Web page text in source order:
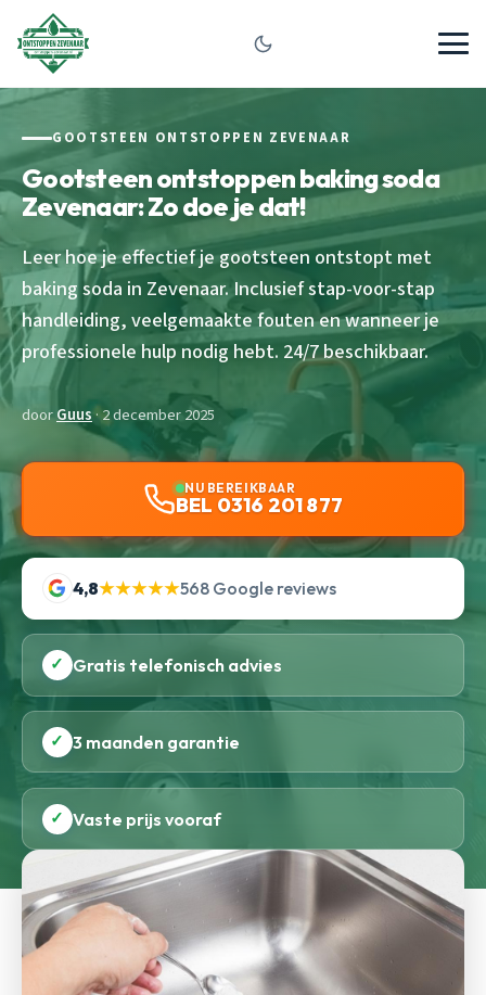
GOOTSTEEN ONTSTOPPEN ZEVENAAR
Gootsteen ontstoppen baking soda
Zevenaar: Zo doe je dat!
Leer hoe je effectief je gootsteen ontstopt met
baking soda in Zevenaar. Inclusief stap-voor-stap
handleiding, veelgemaakte fouten en wanneer je
professionele hulp nodig hebt. 24/7 beschikbaar.
doorGuus· 2 december 2025
NU BEREIKBAAR
BEL 0316 201 877
4,8★★★★★568 Google reviews
✓ Gratis telefonisch advies
✓ 3 maanden garantie
✓ Vaste prijs vooraf